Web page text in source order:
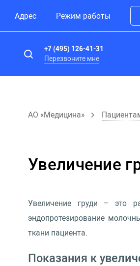
Адрес Режим работы
+7 (495) 126-41-31
Перезвоните мне
АО «Медицина»
Увеличение
Увеличение груди – это
эндопротезирование
ткани пациента.
Показания к